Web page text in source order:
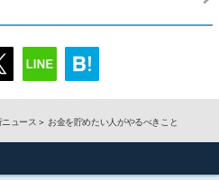
ュース お金を貯めたい人がやるべきこと